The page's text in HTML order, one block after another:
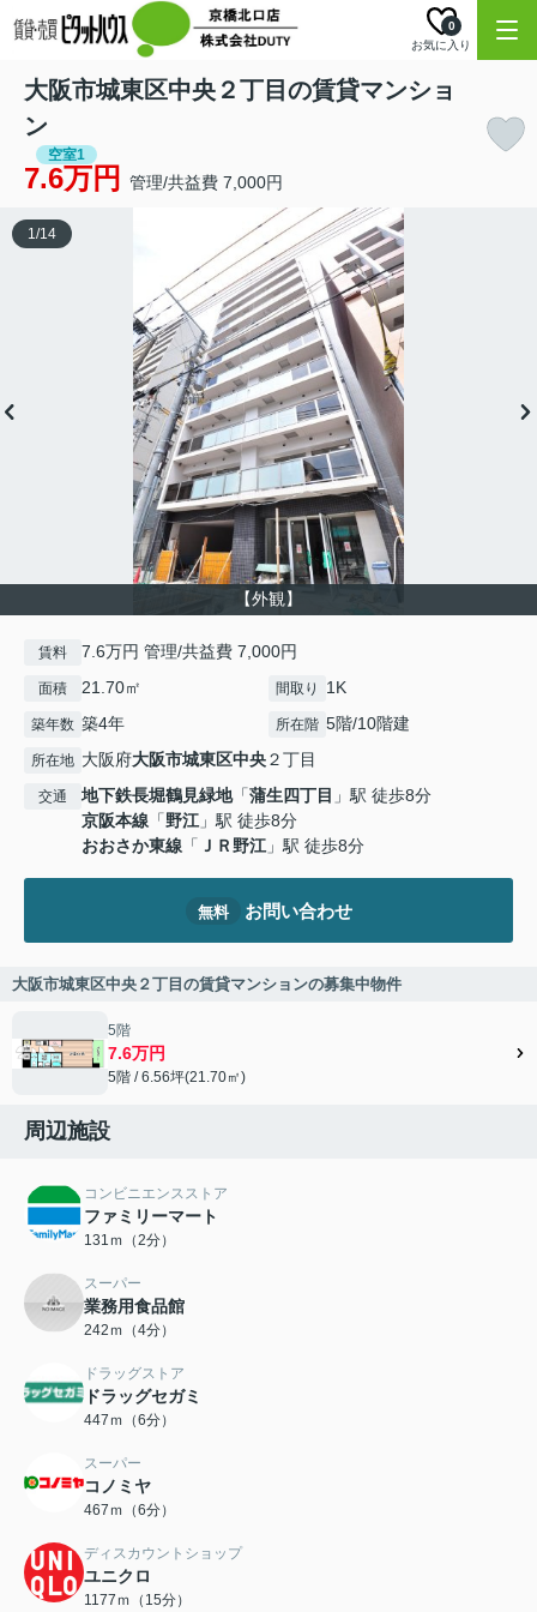
お気に入り
0
大阪市城東区中央２丁目の賃貸マンショ
ン
空室1
7.6万円 管理/共益費 7,000円
【外観】
1/14
賃料 7.6万円 管理/共益費 7,000円
面積 21.70㎡ 間取り 1K
築年数 築4年 所在階 5階/10階建
所在地 大阪府大阪市城東区中央２丁目
交通 地下鉄長堀鶴見緑地「蒲生四丁目 」駅 徒歩8分
京阪本線 「野江」駅 徒歩8分
おおさか東線 「 ＪＲ野江」駅 徒歩8分
無料 お問い合わせ
大阪市城東区中央２丁目の賃貸マンションの募集中物件
5階
7.6万円
5階 / 6.56坪(21.70㎡)
周辺施設
コンビニエンスストア
ファミリーマート
131ｍ（2分）
スーパー
業務用食品館
242ｍ（4分）
ドラッグストア
ドラッグセガミ
447ｍ（6分）
スーパー
コノミヤ
467ｍ（6分）
ディスカウントショップ
ユニクロ
1177ｍ（15分）